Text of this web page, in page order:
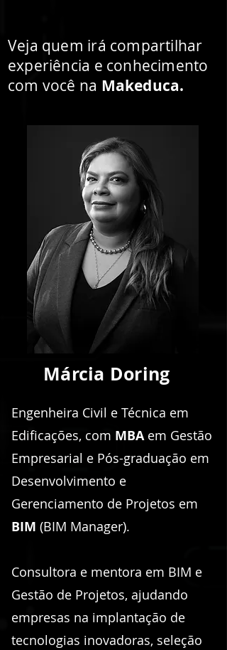
Veja quem irá compartilhar
experiência e conhecimento
com você na Makeduca.
Márcia Doring
Engenheira Civil e Técnica em
Edificações, com MBAem Gestão
Empresarial e Pós-graduação em
Desenvolvimento e
Gerenciamento de Projetos em
BIM (BIM Manager).
Consultora e mentora em BIM e
Gestão de Projetos, ajudando
empresas na implantação de
tecnologias inovadoras, seleção